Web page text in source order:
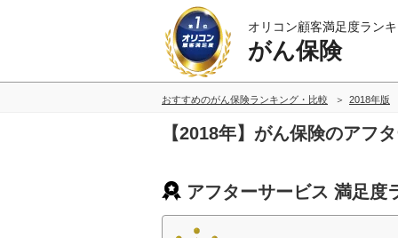
オリコン顧客満足度ラン
がん保険
おすすめのがん保険ランキング・比較 2018年版
【2018年】がん保険のアフ
アフターサービス 満足度